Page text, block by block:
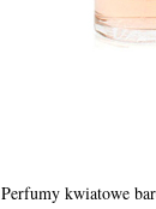
Perfumy kwiatowe